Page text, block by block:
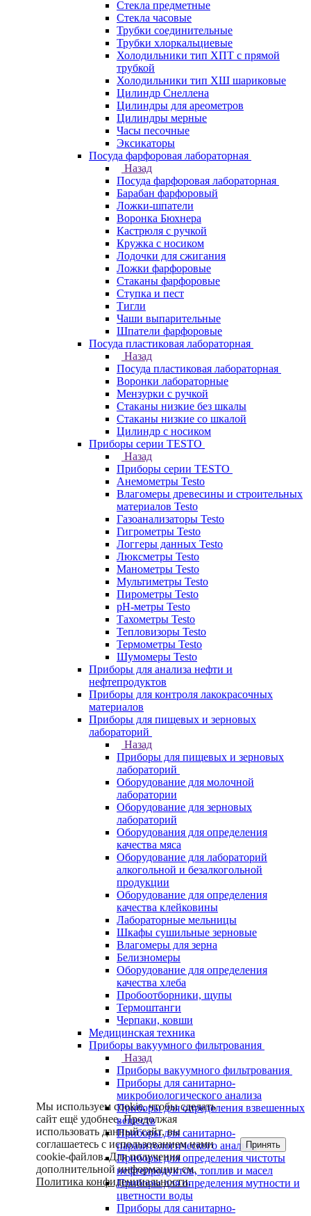
Стекла предметные
Стекла часовые
Трубки соединительные
Трубки хлоркальциевые
Холодильники тип ХПТ с прямой
трубкой
Холодильники тип ХШ шариковые
Цилиндр Снеллена
Цилиндры для ареометров
Цилиндры мерные
Часы песочные
Эксикаторы
Посуда фарфоровая лабораторная
Назад
Посуда фарфоровая лабораторная
Барабан фарфоровый
Ложки-шпатели
Воронка Бюхнера
Кастрюля с ручкой
Кружка с носиком
Лодочки для сжигания
Ложки фарфоровые
Стаканы фарфоровые
Ступка и пест
Тигли
Чаши выпарительные
Шпатели фарфоровые
Посуда пластиковая лабораторная
Назад
Посуда пластиковая лабораторная
Воронки лабораторные
Мензурки с ручкой
Стаканы низкие без шкалы
Стаканы низкие со шкалой
Цилиндр с носиком
Приборы серии TESTO
Назад
Приборы серии TESTO
Анемометры Testo
Влагомеры древесины и строительных
материалов Testo
Газоанализаторы Testo
Гигрометры Testo
Логгеры данных Testo
Люксметры Testo
Манометры Testo
Мультиметры Testo
Пирометры Testo
pH-метры Testo
Тахометры Testo
Тепловизоры Testo
Термометры Testo
Шумомеры Testo
Приборы для анализа нефти и
нефтепродуктов
Приборы для контроля лакокрасочных
материалов
Приборы для пищевых и зерновых
лабораторий
Назад
Приборы для пищевых и зерновых
лабораторий
Оборудование для молочной
лаборатории
Оборудование для зерновых
лабораторий
Оборудования для определения
качества мяса
Оборудование для лабораторий
алкогольной и безалкогольной
продукции
Оборудование для определения
качества клейковины
Лабораторные мельницы
Шкафы сушильные зерновые
Влагомеры для зерна
Белизномеры
Оборудование для определения
качества хлеба
Пробоотборники, щупы
Термоштанги
Черпаки, ковши
Медицинская техника
Приборы вакуумного фильтрования
Назад
Приборы вакуумного фильтрования
Приборы для санитарно-
микробиологического анализа
Приборы для определения взвешенных
веществ
Приборы для санитарно-
паразитологического анализа
Приборы для определения чистоты
нефтепродуктов, топлив и масел
Приборы для определения мутности и
цветности воды
Приборы для санитарно-
Мы используем cookie, чтобы сделать
сайт ещё удобнее. Продолжая
использовать данный сайт, вы
соглашаетесь с использованием нами
cookie-файлов. Для получения
дополнительной информации см.
Политика конфиденциальности.
Принять